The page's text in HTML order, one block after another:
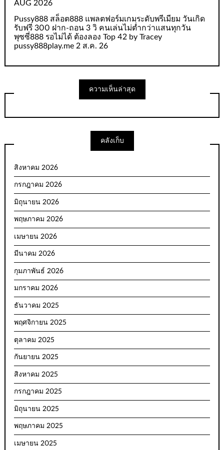
AUG 2026
Pussy888 สล็อต888 แพลตฟอร์มเกมระดับพรีเมียม วันเกิด
รับฟรี 300 ฝาก-ถอน 3 วิ คนเล่นไม่ต่ำกว่าแสนทุกวัน
พุซซี่888 รอไม่ได้ ต้องลอง Top 42 by Tracey
pussy888play.me 2 ส.ค. 26
ความเห็นล่าสุด
คลังเก็บ
สิงหาคม 2026
กรกฎาคม 2026
มิถุนายน 2026
พฤษภาคม 2026
เมษายน 2026
มีนาคม 2026
กุมภาพันธ์ 2026
มกราคม 2026
ธันวาคม 2025
พฤศจิกายน 2025
ตุลาคม 2025
กันยายน 2025
สิงหาคม 2025
กรกฎาคม 2025
มิถุนายน 2025
พฤษภาคม 2025
เมษายน 2025